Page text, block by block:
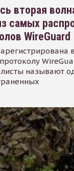
вторая
самых
WireGuard
называют